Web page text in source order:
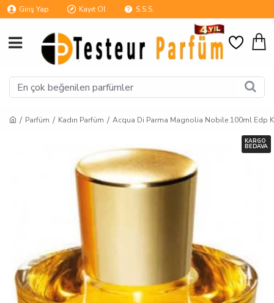
Giriş Yap Kayıt Ol S.S.S.
Parfüm Kadın Parfüm Acqua Di Parma Magnolia Nobile 100ml Edp
KARGO
BEDAVA